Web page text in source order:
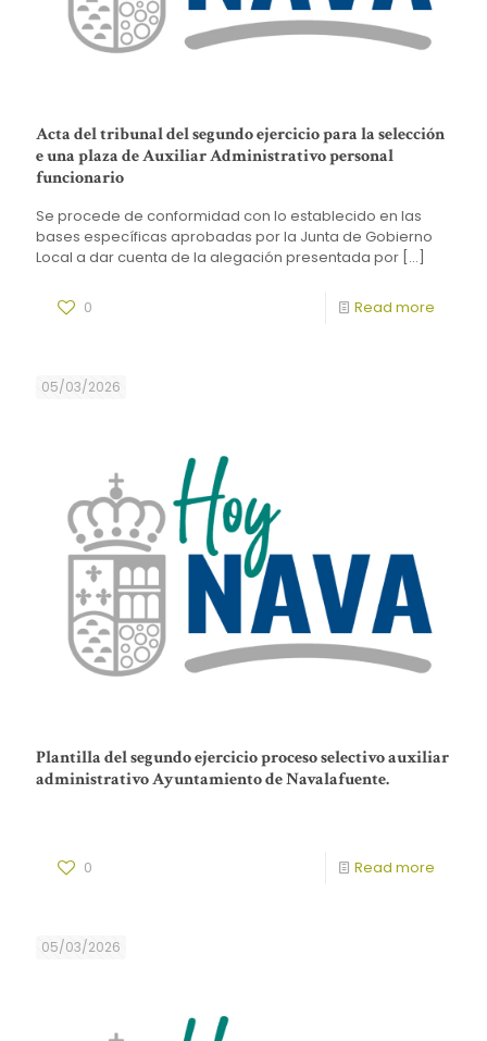
Acta del tribunal del segundo ejercicio para la selección
e una plaza de Auxiliar Administrativo personal
funcionario
Se procede de conformidad con lo establecido en las
bases específicas aprobadas por la Junta de Gobierno
Local a dar cuenta de la alegación presentada por […]
0 Read more
05/03/2026
Plantilla del segundo ejercicio proceso selectivo auxiliar
administrativo Ayuntamiento de Navalafuente.
0 Read more
05/03/2026